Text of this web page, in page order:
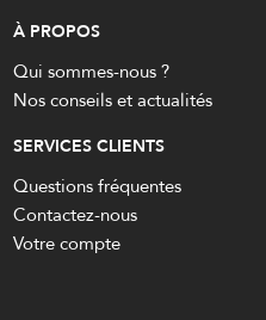
À PROPOS
Qui sommes-nous ?
Nos conseils et actualités
SERVICES CLIENTS
Questions fréquentes
Contactez-nous
Votre compte